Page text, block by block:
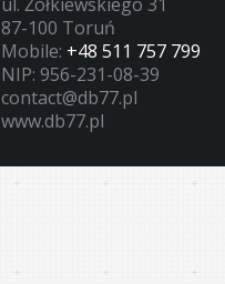
87-100 Toruń
Mobile: +48 511 757 799
NIP: 956-231-08-39
contact@db77.pl
www.db77.pl